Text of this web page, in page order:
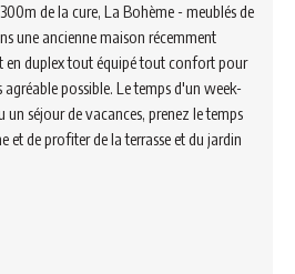
de la cure, La Bohème - meublés de
une ancienne maison récemment
en duplex tout équipé tout confort pour
possible. Le temps d'un week-
un séjour de vacances, prenez le temps
et de profiter de la terrasse et du jardin